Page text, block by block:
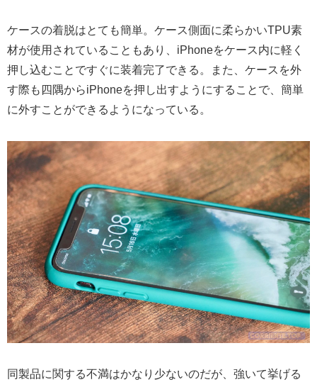
ケースの着脱はとても簡単。ケース側面に柔らかいTPU素
材が使用されていることもあり、iPhoneをケース内に軽く
押し込むことですぐに装着完了できる。また、ケースを外
す際も四隅からiPhoneを押し出すようにすることで、簡単
に外すことができるようになっている。
同製品に関する不満はかなり少ないのだが、強いて挙げる